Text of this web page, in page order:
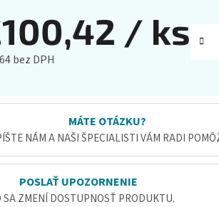
/ ks
bez DPH
MÁTE OTÁZKU?
NÁM A NAŠI ŠPECIALISTI VÁM RADI
POSLAŤ UPOZORNENIE
SA ZMENÍ DOSTUPNOSŤ PRODUKTU.